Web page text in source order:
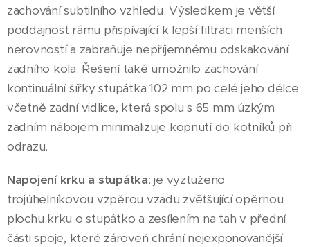
zachování subtilního vzhledu. Výsledkem je větší
poddajnost rámu přispívající k lepší filtraci menších
nerovností a zabraňuje nepříjemnému odskakování
zadního kola. Řešení také umožnilo zachování
kontinuální šířky stupátka 102 mm po celé jeho délce
včetně zadní vidlice, která spolu s 65 mm úzkým
zadním nábojem minimalizuje kopnutí do kotníků při
odrazu.
Napojení krku a stupátka: je vyztuženo
trojúhelníkovou vzpěrou vzadu zvětšující opěrnou
plochu krku o stupátko a zesílením na tah v přední
části spoje, které zároveň chrání nejexponovanější